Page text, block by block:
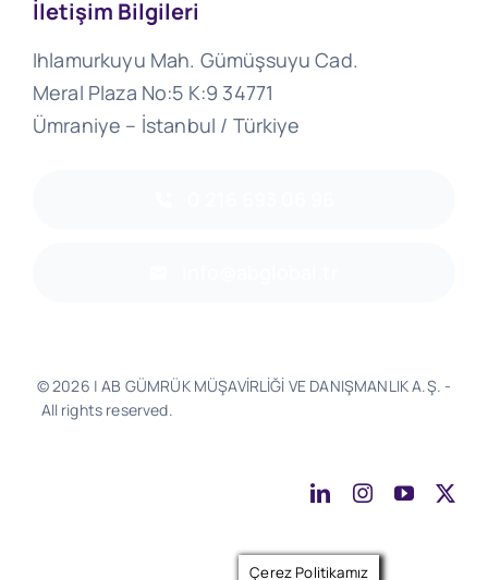
İletişim Bilgileri
Ihlamurkuyu Mah. Gümüşsuyu Cad.
Meral Plaza No:5 K:9 34771
Ümraniye – İstanbul / Türkiye
© 2026 | AB GÜMRÜK MÜŞAVİRLİĞİ VE DANIŞMANLIK A.Ş. -
All rights reserved.
Çerez Politikamız